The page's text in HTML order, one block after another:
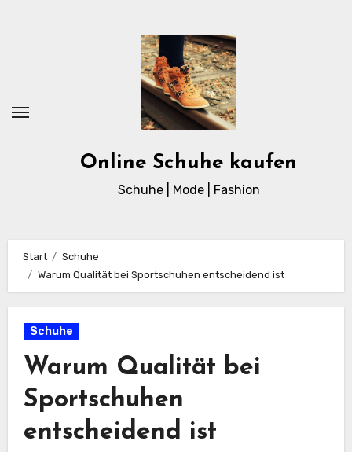
Online Schuhe kaufen
Schuhe | Mode | Fashion
Start
Schuhe
Warum Qualität bei Sportschuhen entscheidend ist
Schuhe
Warum Qualität bei
Sportschuhen
entscheidend ist